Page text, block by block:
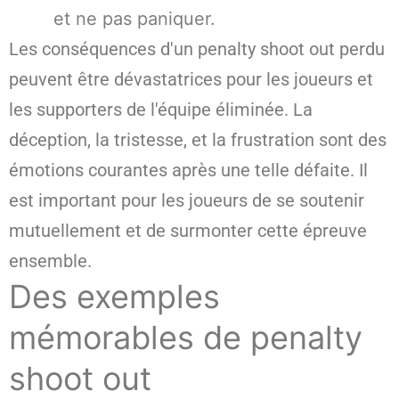
et ne pas paniquer.
Les conséquences d'un penalty shoot out perdu
peuvent être dévastatrices pour les joueurs et
les supporters de l'équipe éliminée. La
déception, la tristesse, et la frustration sont des
émotions courantes après une telle défaite. Il
est important pour les joueurs de se soutenir
mutuellement et de surmonter cette épreuve
ensemble.
Des exemples
mémorables de penalty
shoot out